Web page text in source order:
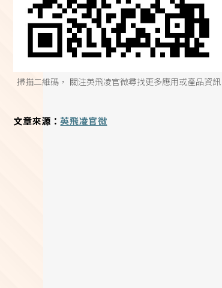
掃描二維碼， 關注英飛凌官微尋找更多應用或產品資訊
文章來源：英飛凌官微